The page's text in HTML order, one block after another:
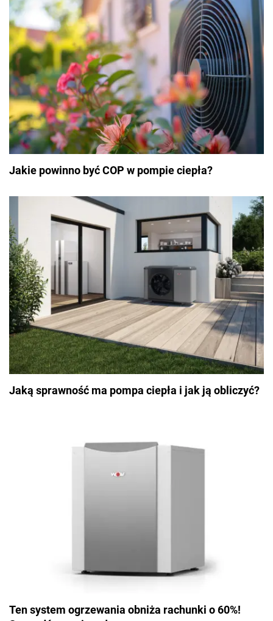
Jakie powinno być COP w pompie ciepła?
Jaką sprawność ma pompa ciepła i jak ją obliczyć?
Ten system ogrzewania obniża rachunki o 60%!